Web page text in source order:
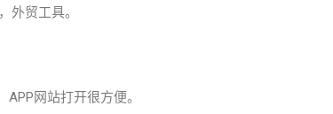
外贸工具。
网站打开很方便。